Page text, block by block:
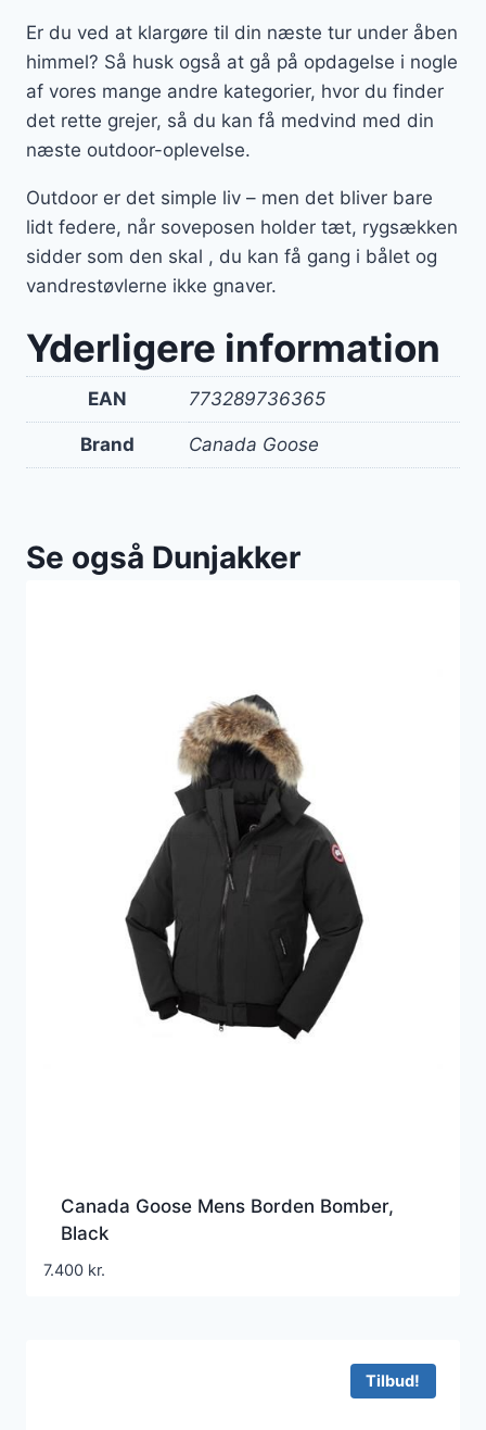
Er du ved at klargøre til din næste tur under åben
himmel? Så husk også at gå på opdagelse i nogle
af vores mange andre kategorier, hvor du finder
det rette grejer, så du kan få medvind med din
næste outdoor-oplevelse.
Outdoor er det simple liv – men det bliver bare
lidt federe, når soveposen holder tæt, rygsækken
sidder som den skal , du kan få gang i bålet og
vandrestøvlerne ikke gnaver.
Yderligere information
EAN 773289736365
Brand Canada Goose
Se også Dunjakker
Canada Goose Mens Borden Bomber,
Black
7.400 kr.
Tilbud!